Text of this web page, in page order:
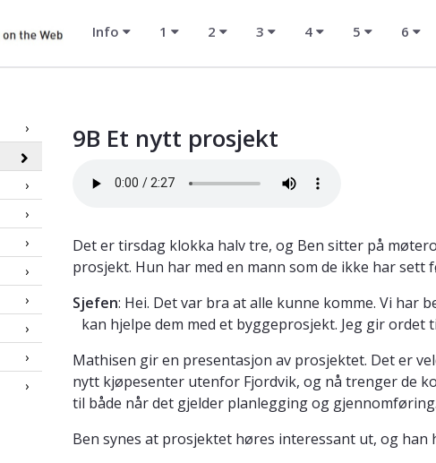
Info 1 2 3 4 5 6
9B Et nytt prosjekt
Det er tirsdag klokka halv tre, og Ben sitter på
prosjekt. Hun har med en mann som de ikke har sett
Sjefen: Hei. Det var bra at alle kunne komme. Vi har
kan hjelpe dem med et byggeprosjekt. Jeg gir
Mathisen gir en presentasjon av prosjektet. Det er
nytt kjøpesenter utenfor Fjordvik, og nå trenger de
til både når det gjelder planlegging og gjennomføring.
Ben synes at prosjektet høres interessant ut, og han